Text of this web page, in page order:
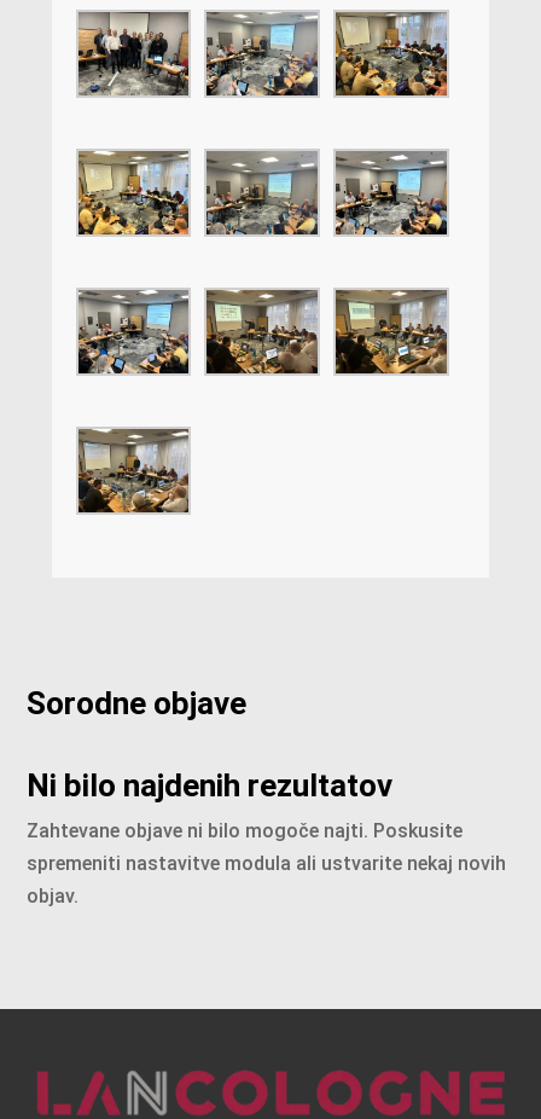
Sorodne objave
Ni bilo najdenih rezultatov
Zahtevane objave ni bilo mogoče najti. Poskusite
spremeniti nastavitve modula ali ustvarite nekaj novih
objav.